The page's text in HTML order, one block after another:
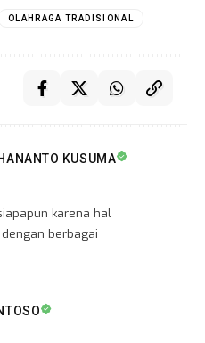
OLAHRAGA TRADISIONAL
KUSUMA
karena hal
berbagai